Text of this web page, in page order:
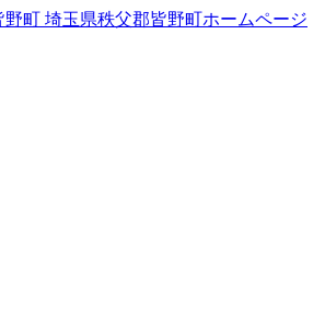
町 埼玉県秩父郡皆野町ホームページ